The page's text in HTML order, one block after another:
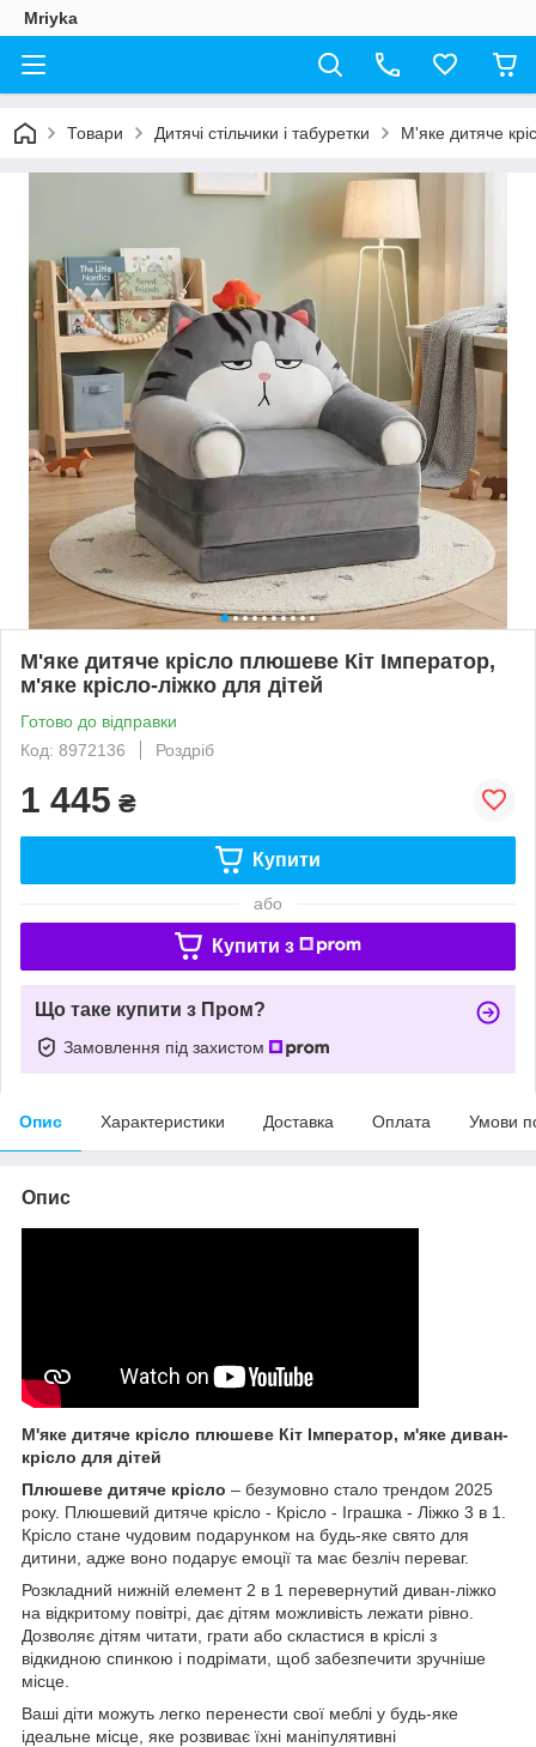
Mriyka
Товари Дитячі стільчики і табуретки М'яке дитяче
М'яке дитяче крісло плюшеве Кіт Імператор,
м'яке крісло-ліжко для дітей
Готово до відправки
Код: 8972136
Роздріб
1 445 ₴
Купити
або
Купити з
Що таке купити з Пром?
Замовлення під захистом
Опис Характеристики Доставка Оплата Умови
Опис
М'яке дитяче крісло плюшеве Кіт Імператор, м'яке диван-
крісло для дітей
Плюшеве дитяче крісло – безумовно стало трендом 2025
року. Плюшевий дитяче крісло - Крісло - Іграшка - Ліжко 3 в 1.
Крісло стане чудовим подарунком на будь-яке свято для
дитини, адже воно подарує емоції та має безліч переваг.
Розкладний нижній елемент 2 в 1 перевернутий диван-ліжко
на відкритому повітрі, дає дітям можливість лежати рівно.
Дозволяє дітям читати, грати або скластися в кріслі з
відкидною спинкою і подрімати, щоб забезпечити зручніше
місце.
Ваші діти можуть легко перенести свої меблі у будь-яке
ідеальне місце, яке розвиває їхні маніпулятивні